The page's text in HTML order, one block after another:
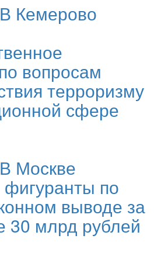
В Кемерово
вопросам
терроризму
сфере
В Москве
по
выводе за
30 млрд рублей